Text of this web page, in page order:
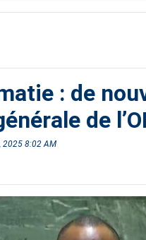
: de
de
2025 8:02 AM